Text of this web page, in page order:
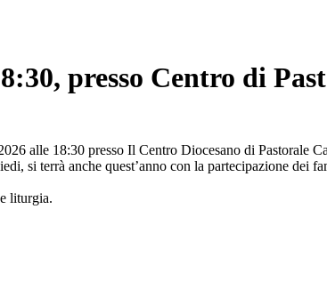
presso Centro di
alle 18:30 presso Il Centro Diocesano di Pastorale
si terrà anche quest’anno con la partecipazione dei
liturgia.